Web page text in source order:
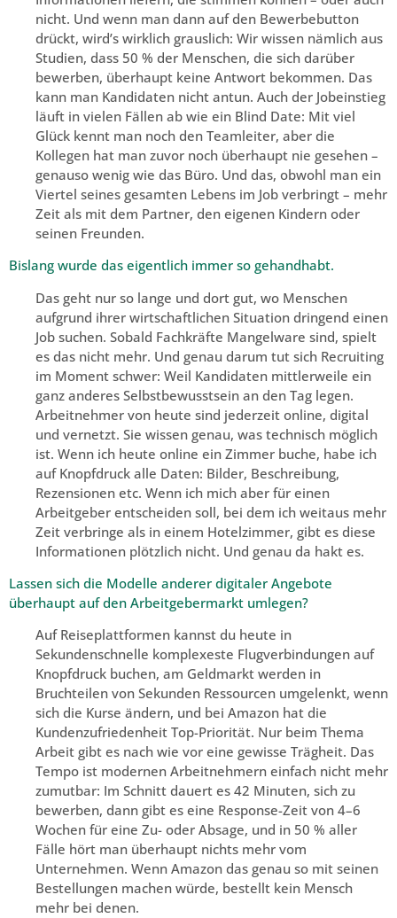
nicht. Und wenn man dann auf den Bewerbebutton
drückt, wird’s wirklich grauslich: Wir wissen nämlich aus
Studien, dass 50 % der Menschen, die sich darüber
bewerben, überhaupt keine Antwort bekommen. Das
kann man Kandidaten nicht antun. Auch der Jobeinstieg
läuft in vielen Fällen ab wie ein Blind Date: Mit viel
Glück kennt man noch den Teamleiter, aber die
Kollegen hat man zuvor noch überhaupt nie gesehen –
genauso wenig wie das Büro. Und das, obwohl man ein
Viertel seines gesamten Lebens im Job verbringt – mehr
Zeit als mit dem Partner, den eigenen Kindern oder
seinen Freunden.
Bislang wurde das eigentlich immer so gehandhabt.
Das geht nur so lange und dort gut, wo Menschen
aufgrund ihrer wirtschaftlichen Situation dringend einen
Job suchen. Sobald Fachkräfte Mangelware sind, spielt
es das nicht mehr. Und genau darum tut sich Recruiting
im Moment schwer: Weil Kandidaten mittlerweile ein
ganz anderes Selbstbewusstsein an den Tag legen.
Arbeitnehmer von heute sind jederzeit online, digital
und vernetzt. Sie wissen genau, was technisch möglich
ist. Wenn ich heute online ein Zimmer buche, habe ich
auf Knopfdruck alle Daten: Bilder, Beschreibung,
Rezensionen etc. Wenn ich mich aber für einen
Arbeitgeber entscheiden soll, bei dem ich weitaus mehr
Zeit verbringe als in einem Hotelzimmer, gibt es diese
Informationen plötzlich nicht. Und genau da hakt es.
Lassen sich die Modelle anderer digitaler Angebote
überhaupt auf den Arbeitgebermarkt umlegen?
Auf Reiseplattformen kannst du heute in
Sekundenschnelle komplexeste Flugverbindungen auf
Knopfdruck buchen, am Geldmarkt werden in
Bruchteilen von Sekunden Ressourcen umgelenkt, wenn
sich die Kurse ändern, und bei Amazon hat die
Kundenzufriedenheit Top-Priorität. Nur beim Thema
Arbeit gibt es nach wie vor eine gewisse Trägheit. Das
Tempo ist modernen Arbeitnehmern einfach nicht mehr
zumutbar: Im Schnitt dauert es 42 Minuten, sich zu
bewerben, dann gibt es eine Response-Zeit von 4–6
Wochen für eine Zu- oder Absage, und in 50 % aller
Fälle hört man überhaupt nichts mehr vom
Unternehmen. Wenn Amazon das genau so mit seinen
Bestellungen machen würde, bestellt kein Mensch
mehr bei denen.